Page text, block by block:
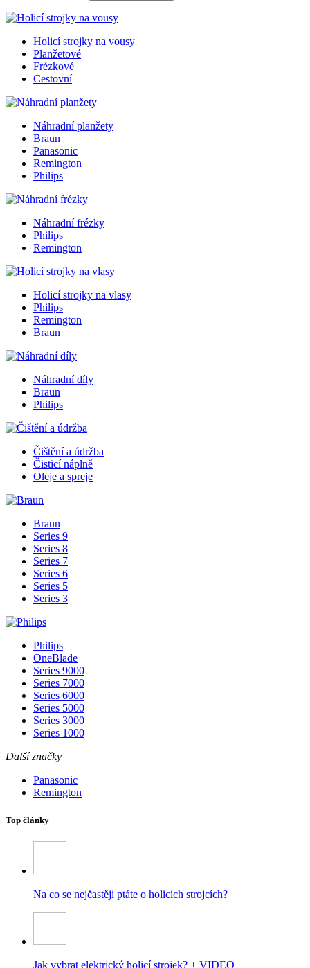
Holicí strojky na vousy
Planžetové
Frézkové
Cestovní
Náhradní planžety
Braun
Panasonic
Remington
Philips
Náhradní frézky
Philips
Remington
Holicí strojky na vlasy
Philips
Remington
Braun
Náhradní díly
Braun
Philips
Čištění a údržba
Čisticí náplně
Oleje a spreje
Braun
Series 9
Series 8
Series 7
Series 6
Series 5
Series 3
Philips
OneBlade
Series 9000
Series 7000
Series 6000
Series 5000
Series 3000
Series 1000
Další značky
Panasonic
Remington
Top články
Na co se nejčastěji ptáte o holicích strojcích?
Jak vybrat elektrický holicí strojek? + VIDEO